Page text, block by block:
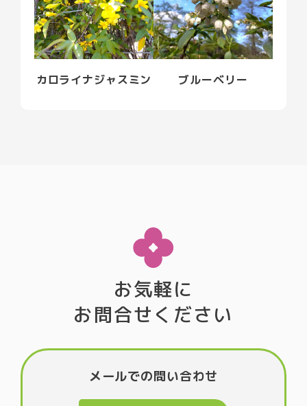
カロライナジャスミン ブルーベリー
お気軽に
お問合せください
メールでの問い合わせ